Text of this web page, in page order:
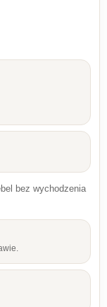
bez wychodzenia